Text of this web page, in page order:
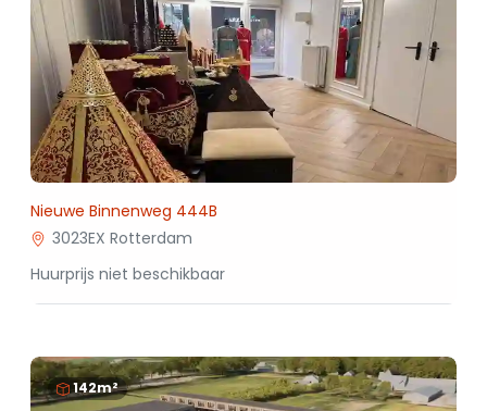
Nieuwe Binnenweg 444B
3023EX Rotterdam
Huurprijs niet beschikbaar
142m²